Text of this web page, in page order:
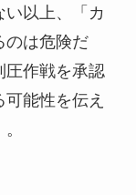
以上、「カ
のは危険だ
圧作戦を承認
能性を伝え